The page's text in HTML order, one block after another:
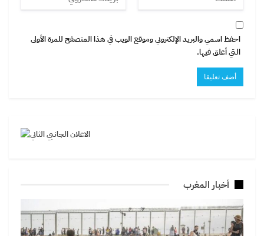
احفظ اسمي والبريد الإلكتروني وموقع الويب في هذا المتصفح للمرة الأولى
التي أعلق فيها.
أخبار المغرب